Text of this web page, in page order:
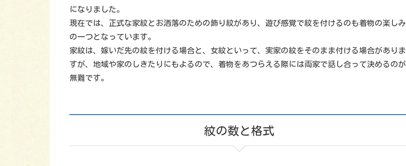
になりました。
現在では、正式な家紋とお洒落のための飾り紋があり、遊び感覚で紋を付けるのも着物の楽しみ
の一つとなっています。
家紋は、嫁いだ先の紋を付ける場合と、女紋といって、実家の紋をそのまま付ける場合がありま
すが、地域や家のしきたりにもよるので、着物をあつらえる際には両家で話し合って決めるのが
無難です。
紋の数と格式